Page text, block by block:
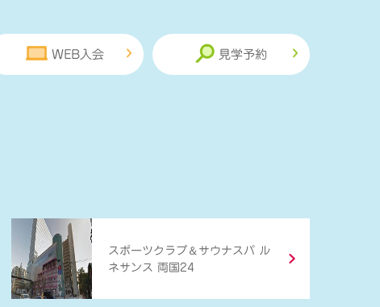
WEB入会 見学予約
スポーツクラブ ＆ サウナスパ ル
ネサンス 両国24